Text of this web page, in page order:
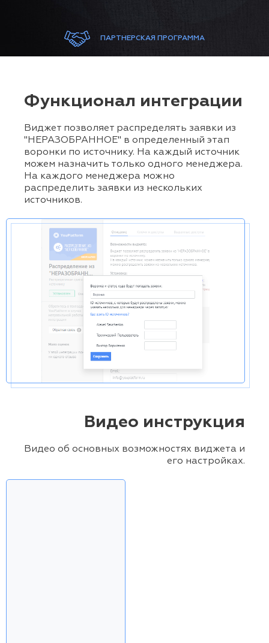
ПАРТНЕРСКАЯ ПРОГРАММА
Функционал интеграции
Виджет позволяет распределять заявки из
"НЕРАЗОБРАННОЕ" в определенный этап
воронки по источнику. На каждый источник
можем назначить только одного менеджера.
На каждого менеджера можно
распределить заявки из нескольких
источников.
Видео инструкция
Видео об основных возможностях виджета и
его настройках.